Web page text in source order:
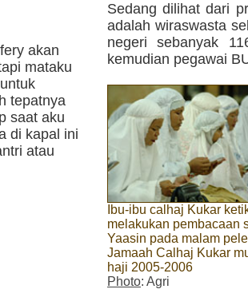
akan
mataku
tepatnya
saat aku
di kapal ini
atau
Sedang dilihat dari
adalah wiraswasta
negeri sebanyak
kemudian pegawai
Ibu-ibu calhaj Kukar
melakukan pembacaan
Yaasin pada malam
Jamaah Calhaj Kukar
haji 2005-2006
Photo: Agri